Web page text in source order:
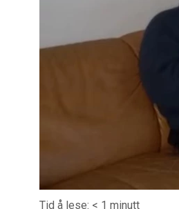
Tid å lese: < 1 minutt